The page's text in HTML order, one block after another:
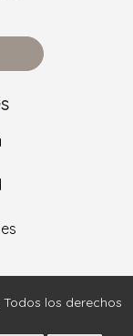
. Todos los derechos